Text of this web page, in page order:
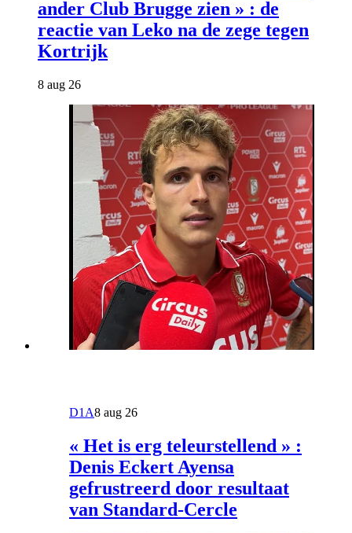
ander Club Brugge zien » : de
reactie van Leko na de zege tegen
Kortrijk
8 aug 26
D1A8 aug 26
« Het is erg teleurstellend » :
Denis Eckert Ayensa
gefrustreerd door resultaat
van Standard-Cercle